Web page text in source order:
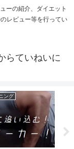
ーの紹介、ダイエット
レビュー等を行ってい
らていねいに
ング